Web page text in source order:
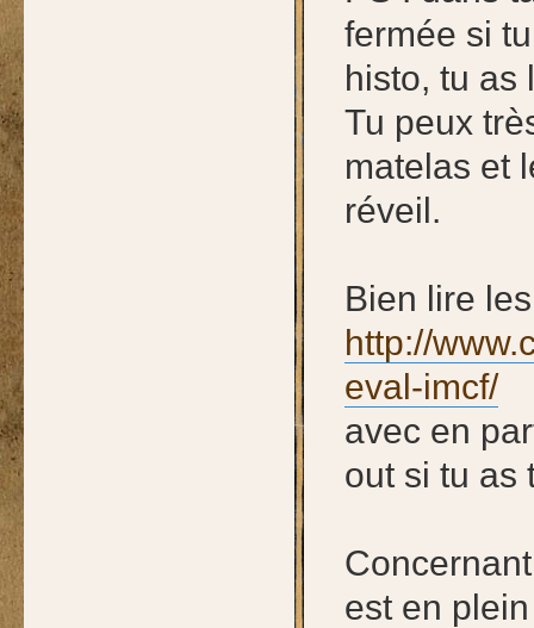
fermée si
histo, tu as
Tu peux
matelas et
réveil.
Bien lire
http://
eval-imcf/
avec en
out si tu as
est en